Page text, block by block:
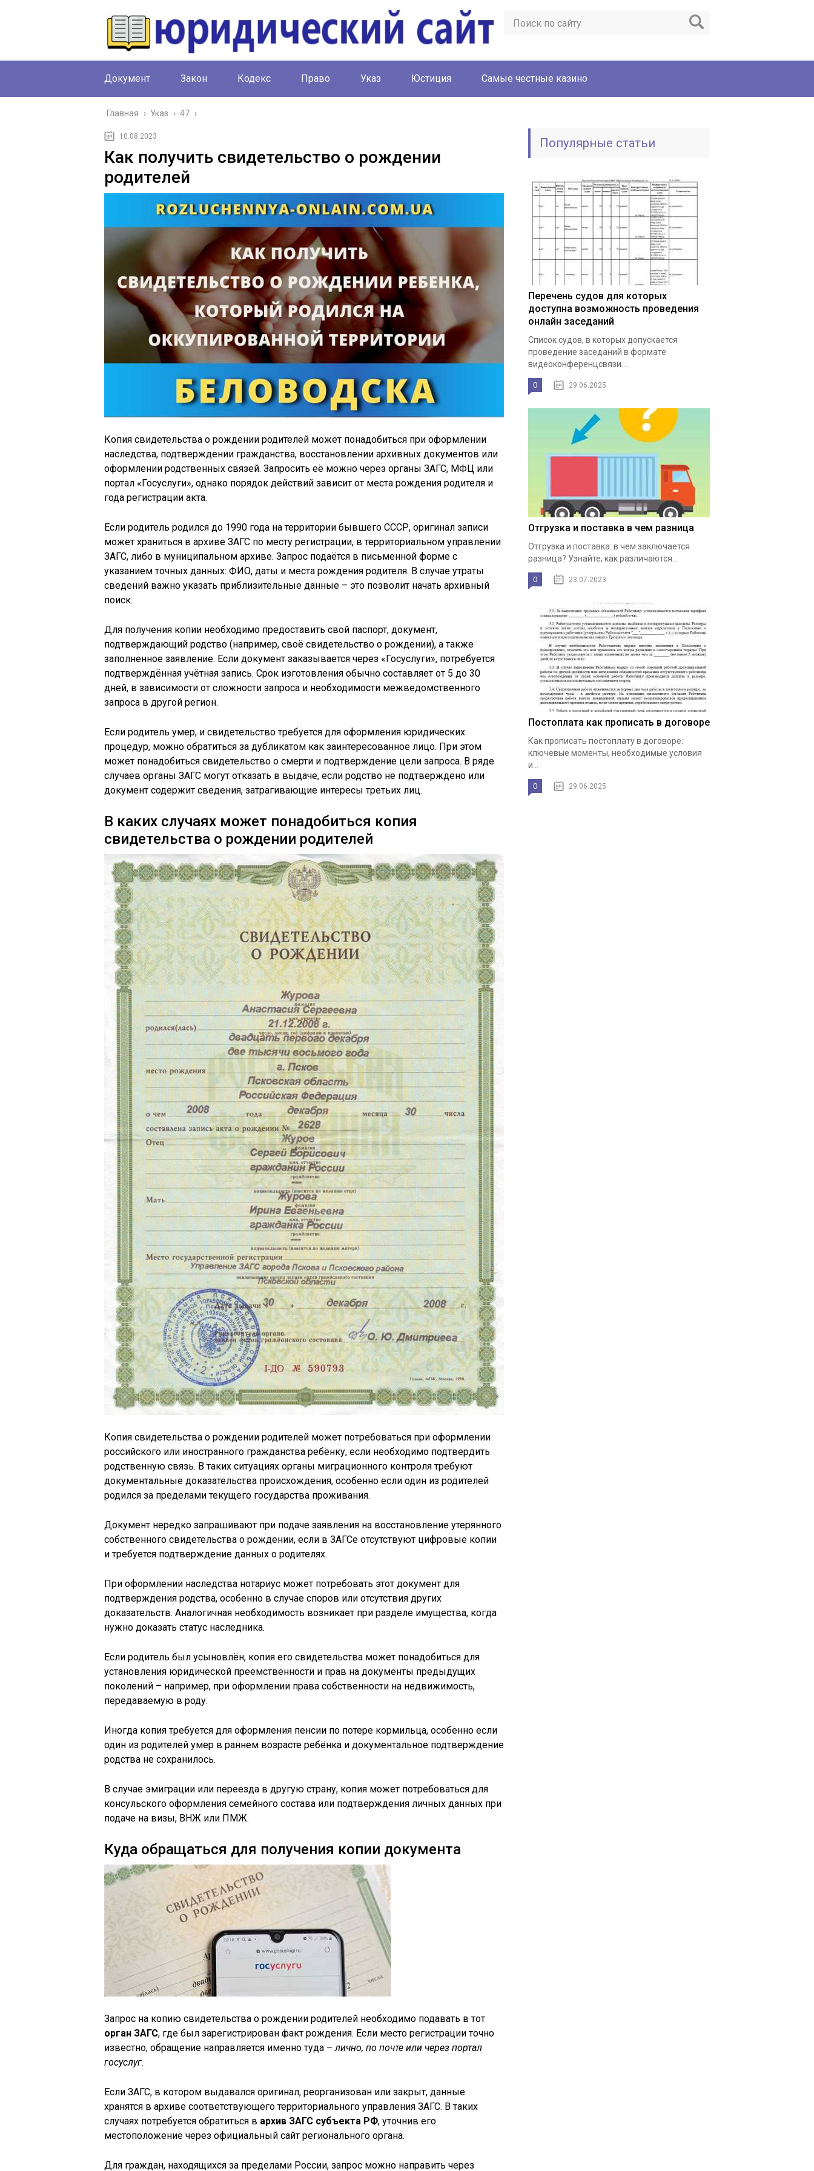
Документ Закон Кодекс Право Указ Юстиция Cамые честные казино
Главная › Указ › 47 ›
10.08.2023
Как получить свидетельство о рождении
родителей
Копия свидетельства о рождении родителей может понадобиться при оформлении
наследства, подтверждении гражданства, восстановлении архивных документов или
оформлении родственных связей. Запросить её можно через органы ЗАГС, МФЦ или
портал «Госуслуги», однако порядок действий зависит от места рождения родителя и
года регистрации акта.
Если родитель родился до 1990 года на территории бывшего СССР, оригинал записи
может храниться в архиве ЗАГС по месту регистрации, в территориальном управлении
ЗАГС, либо в муниципальном архиве. Запрос подаётся в письменной форме с
указанием точных данных: ФИО, даты и места рождения родителя. В случае утраты
сведений важно указать приблизительные данные – это позволит начать архивный
поиск.
Для получения копии необходимо предоставить свой паспорт, документ,
подтверждающий родство (например, своё свидетельство о рождении), а также
заполненное заявление. Если документ заказывается через «Госуслуги», потребуется
подтверждённая учётная запись. Срок изготовления обычно составляет от 5 до 30
дней, в зависимости от сложности запроса и необходимости межведомственного
запроса в другой регион.
Если родитель умер, и свидетельство требуется для оформления юридических
процедур, можно обратиться за дубликатом как заинтересованное лицо. При этом
может понадобиться свидетельство о смерти и подтверждение цели запроса. В ряде
случаев органы ЗАГС могут отказать в выдаче, если родство не подтверждено или
документ содержит сведения, затрагивающие интересы третьих лиц.
В каких случаях может понадобиться копия
свидетельства о рождении родителей
Копия свидетельства о рождении родителей может потребоваться при оформлении
российского или иностранного гражданства ребёнку, если необходимо подтвердить
родственную связь. В таких ситуациях органы миграционного контроля требуют
документальные доказательства происхождения, особенно если один из родителей
родился за пределами текущего государства проживания.
Документ нередко запрашивают при подаче заявления на восстановление утерянного
собственного свидетельства о рождении, если в ЗАГСе отсутствуют цифровые копии
и требуется подтверждение данных о родителях.
При оформлении наследства нотариус может потребовать этот документ для
подтверждения родства, особенно в случае споров или отсутствия других
доказательств. Аналогичная необходимость возникает при разделе имущества, когда
нужно доказать статус наследника.
Если родитель был усыновлён, копия его свидетельства может понадобиться для
установления юридической преемственности и прав на документы предыдущих
поколений – например, при оформлении права собственности на недвижимость,
передаваемую в роду.
Иногда копия требуется для оформления пенсии по потере кормильца, особенно если
один из родителей умер в раннем возрасте ребёнка и документальное подтверждение
родства не сохранилось.
В случае эмиграции или переезда в другую страну, копия может потребоваться для
консульского оформления семейного состава или подтверждения личных данных при
подаче на визы, ВНЖ или ПМЖ.
Куда обращаться для получения копии документа
Запрос на копию свидетельства о рождении родителей необходимо подавать в тот
орган ЗАГС, где был зарегистрирован факт рождения. Если место регистрации точно
известно, обращение направляется именно туда –лично, по почте или через портал
госуслуг.
Если ЗАГС, в котором выдавался оригинал, реорганизован или закрыт, данные
хранятся в архиве соответствующего территориального управления ЗАГС. В таких
случаях потребуется обратиться в архив ЗАГС субъекта РФ, уточнив его
местоположение через официальный сайт регионального органа.
Для граждан, находящихся за пределами России, запрос можно направить через
Популярные статьи
Перечень судов для которых
доступна возможность проведения
онлайн заседаний
Список судов, в которых допускается
проведение заседаний в формате
видеоконференцсвязи....
0 29.06.2025
Отгрузка и поставка в чем разница
Отгрузка и поставка: в чем заключается
разница? Узнайте, как различаются...
0 23.07.2023
Постоплата как прописать в договоре
Как прописать постоплату в договоре:
ключевые моменты, необходимые условия
и...
0 29.06.2025